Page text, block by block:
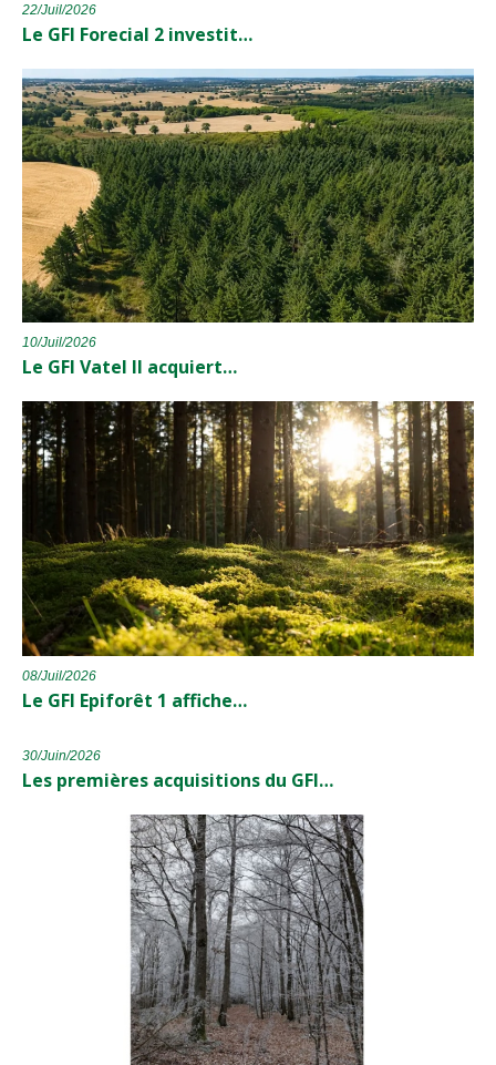
22/Juil/2026
Le GFI Forecial 2 investit…
10/Juil/2026
Le GFI Vatel II acquiert…
08/Juil/2026
Le GFI Epiforêt 1 affiche…
30/Juin/2026
Les premières acquisitions du GFI…